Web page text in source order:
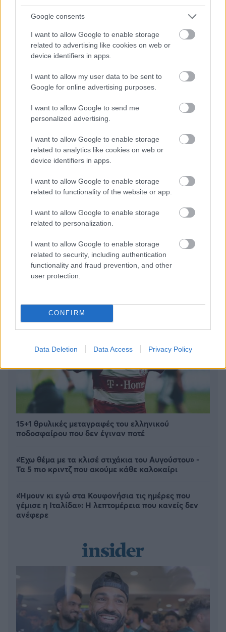
Google consents
I want to allow Google to enable storage
related to advertising like cookies on web or
device identifiers in apps.
I want to allow my user data to be sent to
Google for online advertising purposes.
I want to allow Google to send me
personalized advertising.
I want to allow Google to enable storage
related to analytics like cookies on web or
device identifiers in apps.
I want to allow Google to enable storage
related to functionality of the website or app.
I want to allow Google to enable storage
related to personalization.
I want to allow Google to enable storage
related to security, including authentication
functionality and fraud prevention, and other
user protection.
CONFIRM
Data Deletion Data Access Privacy Policy
Πέρα από τη Λισαβόνα: 10 μαγευτικοί προορισμοί
της Πορτογαλίας
Το καλά κρυμμένο μυστικό της Κρήτης: Το φαράγγι
των Αγίων και η μαγευτική παραλία στο Λιβυκό
6 γραφικά χωριά των Κυκλάδων που αξίζει να
15+1 θρυλικές μεταγραφές του ελληνικού
ποδοσφαίρου που δεν έγιναν ποτέ
«Έχω θέμα με τα κλισέ στιχάκια του Αυγούστου» -
Τα 5 πιο κριντζ που ακούμε κάθε καλοκαίρι
«Ήμουν κι εγώ στα Κουφονήσια τις ημέρες που
γέμισε η Ιταλίδα»: Η λεπτομέρεια που κανείς δεν
ανέφερε